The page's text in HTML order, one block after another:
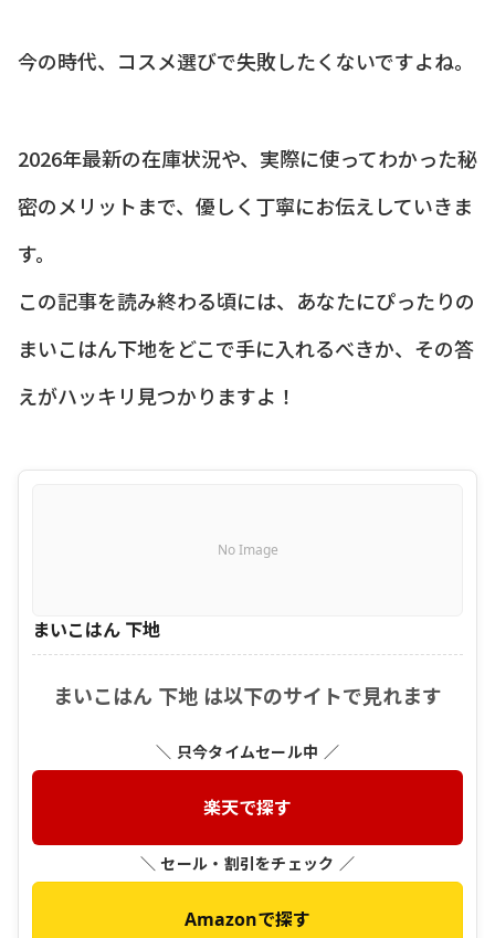
今の時代、コスメ選びで失敗したくないですよね。
2026年最新の在庫状況や、実際に使ってわかった秘
密のメリットまで、優しく丁寧にお伝えしていきま
す。
この記事を読み終わる頃には、あなたにぴったりの
まいこはん下地をどこで手に入れるべきか、その答
えがハッキリ見つかりますよ！
No Image
まいこはん 下地
まいこはん 下地 は以下のサイトで見れます
＼ 只今タイムセール中 ／
楽天で探す
＼ セール・割引をチェック ／
Amazonで探す